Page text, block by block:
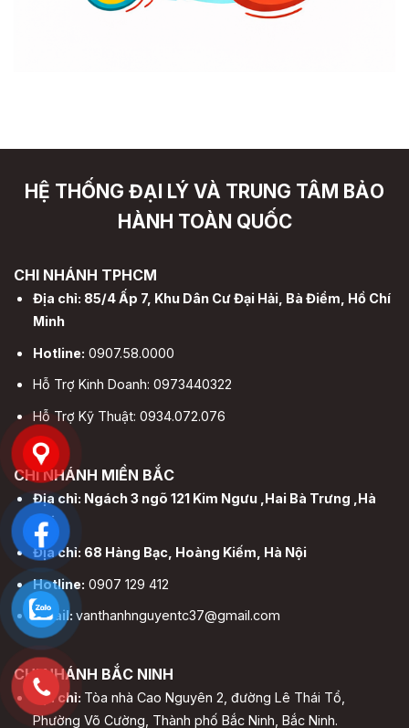
HỆ THỐNG ĐẠI LÝ VÀ TRUNG TÂM BẢO
HÀNH TOÀN QUỐC
CHI NHÁNH TPHCM
Địa chỉ: 85/4 Ấp 7, Khu Dân Cư Đại Hải, Bà Điểm, Hồ Chí
Minh
Hotline: 0907.58.0000
Hỗ Trợ Kinh Doanh: 0973440322
Hỗ Trợ Kỹ Thuật: 0934.072.076
CHI NHÁNH MIỀN BẮC
Địa chỉ: Ngách 3 ngõ 121 Kim Ngưu ,Hai Bà Trưng ,Hà
Nội
Địa chỉ: 68 Hàng Bạc, Hoàng Kiếm, Hà Nội
Hotline: 0907 129 412
Email: vanthanhnguyentc37@gmail.com
CHI NHÁNH BẮC NINH
Địa chỉ: Tòa nhà Cao Nguyên 2, đường Lê Thái Tổ,
Phường Võ Cường, Thành phố Bắc Ninh, Bắc Ninh.